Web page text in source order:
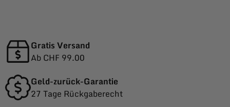
Gratis Versand
Ab CHF 99.00
Geld-zurück-Garantie
27 Tage Rückgaberecht